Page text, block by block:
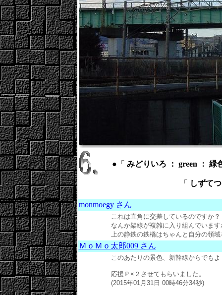
●「 みどりいろ ： green ： 緑
「 しずて
monmoegy さん
これは直角に交差しているのですか？
なんか架線が複雑に入り組んでいます
上の静鉄の鉄橋はちゃんと自分の領
ＭｏＭｏ太郎009 さん
このあたりの景色、新幹線からでも
応援Ｐ×２させてもらいました。
(2015年01月31日 00時46分34秒)